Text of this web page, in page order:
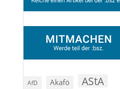
AfD Akafö AStA